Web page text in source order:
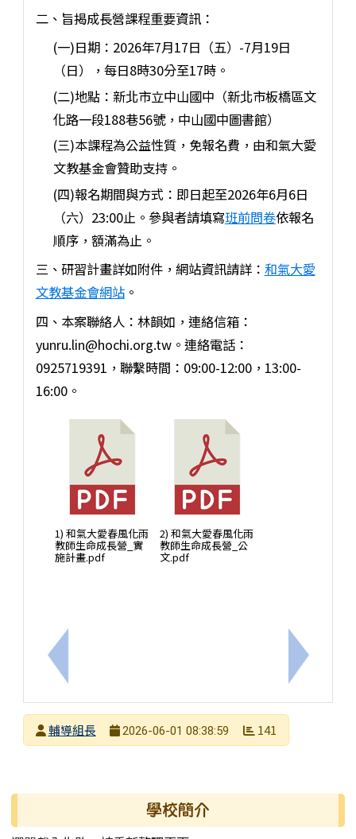
上一筆：轉知國教署辦理「2至8歲視覺障礙專業支
二、旨揭成長營課程重要資訊：
(一)日期：2026年7月17日（五）-7月19日
（日），每日8時30分至17時。
(二)地點：新北市立中山國中（新北市板橋區文
化路一段188巷56號，中山國中圖書館）
(三)本課程為公益性質，免報名費，由和氣大愛
文教基金會贊助支持。
(四)報名期間與方式：即日起至2026年6月6日
（六）23:00止。參與者請填寫班前問卷依報名
順序，額滿為止。
三、研習計畫詳如附件，網站資訊請詳： 和氣大愛
文教基金會網站。
四、本案聯絡人：林韻如，連絡信箱：
yunru.lin@hochi.org.tw。連絡電話：
0925719391，聯繫時間：09:00-12:00，13:00-
16:00。
1) 和氣大愛春風化雨
教師生命成長營_實
施計畫.pdf
2) 和氣大愛春風化雨
教師生命成長營_公
文.pdf
下一筆：
發布者
輔導組長
2026-06-01 08:38:59 141
左邊區域內容 學校簡介